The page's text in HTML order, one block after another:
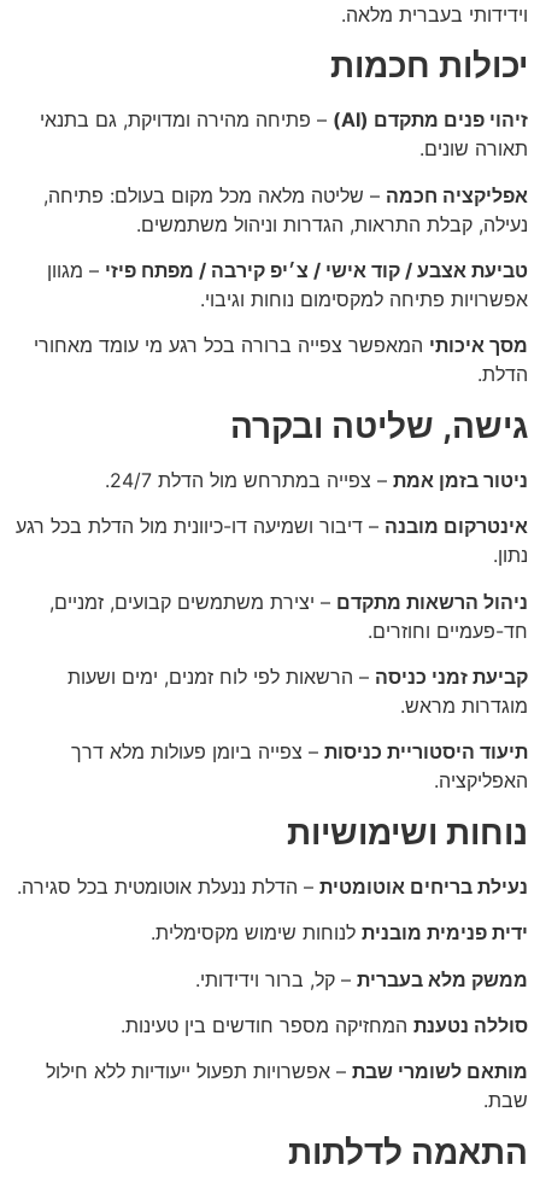
וידידותי בעברית מלאה.
יכולות חכמות
זיהוי פנים מתקדם (AI)
– פתיחה מהירה ומדויקת, גם בתנאי
תאורה שונים.
אפליקציה חכמה – שליטה מלאה מכל מקום בעולם: פתיחה,
נעילה, קבלת התראות, הגדרות וניהול משתמשים.
טביעת אצבע / קוד אישי / צ׳יפ קירבה / מפתח פיזי – מגוון
אפשרויות פתיחה למקסימום נוחות וגיבוי.
מסך איכותי המאפשר צפייה ברורה בכל רגע מי עומד מאחורי
הדלת.
גישה, שליטה ובקרה
ניטור בזמן אמת – צפייה במתרחש מול הדלת 24/7.
אינטרקום מובנה – דיבור ושמיעה דו-כיוונית מול הדלת בכל רגע
נתון.
ניהול הרשאות מתקדם – יצירת משתמשים קבועים, זמניים,
חד-פעמיים וחוזרים.
קביעת זמני כניסה – הרשאות לפי לוח זמנים, ימים ושעות
מוגדרות מראש.
תיעוד היסטוריית כניסות – צפייה ביומן פעולות מלא דרך
האפליקציה.
נוחות ושימושיות
נעילת בריחים אוטומטית – הדלת ננעלת אוטומטית בכל סגירה.
ידית פנימית מובנית לנוחות שימוש מקסימלית.
ממשק מלא בעברית – קל, ברור וידידותי.
סוללה נטענת המחזיקה מספר חודשים בין טעינות.
מותאם לשומרי שבת – אפשרויות תפעול ייעודיות ללא חילול
שבת.
התאמה לדלתות